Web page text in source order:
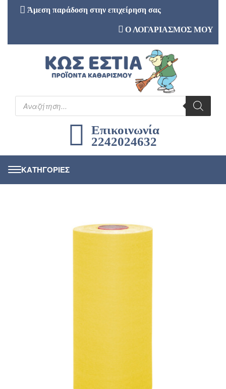
Άμεση παράδοση στην επιχείρηση σας
Ο ΛΟΓΑΡΙΑΣΜΟΣ ΜΟΥ
Επικοινωνία
2242024632